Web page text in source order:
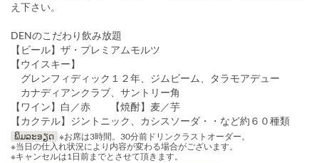
え下さい。
DENのこだわり飲み放題
【ビール】ザ・プレミアムモルツ
【ウイスキー】
グレンフィディック１２年、ジムビーム、タラモアデュー
カナディアンクラブ、サントリー角
【ワイン】白／赤 【焼酎】麦／芋
【カクテル】ジントニック、カシスソーダ・・など約６０種類
ພິມລະອຽດ ※お席は3時間。30分前ドリンクラストオーダー。
※当日の仕入れ状況により内容が変わる場合がございます。
※キャンセルは1日前までとさせて頂きます。